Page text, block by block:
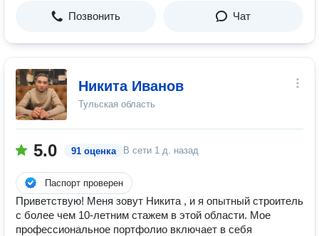
Позвонить Чат
Никита Иванов
Тульская область
5.0 91 оценка В сети 1 д. назад
Паспорт проверен
Приветствую! Меня зовут Никита , и я опытный строитель
с более чем 10-летним стажем в этой области. Мое
профессиональное портфолио включает в себя